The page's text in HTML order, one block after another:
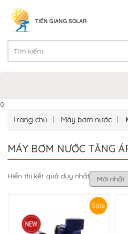
0
Trang chủ Máy bơm nước
MÁY BƠM NƯỚC TĂNG
Hiển thị kết quả duy nhất
Sale